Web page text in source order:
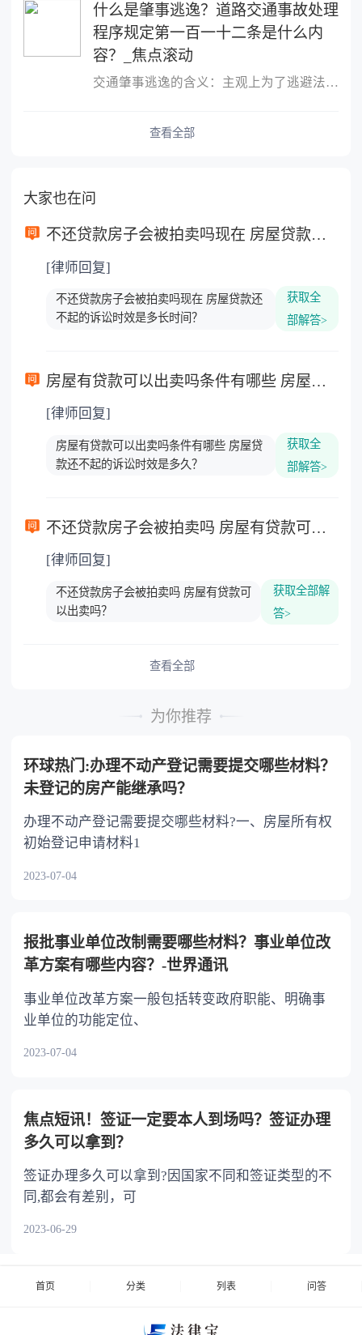
什么是肇事逃逸？道路交通事故处理
程序规定第一百一十二条是什么内
容？_焦点滚动
交通肇事逃逸的含义：主观上为了逃避法律责任或救助义务，驾驶肇事
查看全部
大家也在问
不还贷款房子会被拍卖吗现在 房屋贷款还不起的诉讼时效是多长时间？
[律师回复]
不还贷款房子会被拍卖吗现在 房屋贷款还
不起的诉讼时效是多长时间？
获取全
部解答>
房屋有贷款可以出卖吗条件有哪些 房屋贷款还不起的诉讼时效是多久？
[律师回复]
房屋有贷款可以出卖吗条件有哪些 房屋贷
款还不起的诉讼时效是多久？
获取全
部解答>
不还贷款房子会被拍卖吗 房屋有贷款可以出卖吗？
[律师回复]
不还贷款房子会被拍卖吗 房屋有贷款可
以出卖吗？
获取全部解
答>
查看全部
为你推荐
环球热门:办理不动产登记需要提交哪些材料？
未登记的房产能继承吗？
办理不动产登记需要提交哪些材料?一、房屋所有权
初始登记申请材料1
2023-07-04
报批事业单位改制需要哪些材料？事业单位改
革方案有哪些内容？-世界通讯
事业单位改革方案一般包括转变政府职能、明确事
业单位的功能定位、
2023-07-04
焦点短讯！签证一定要本人到场吗？签证办理
多久可以拿到？
签证办理多久可以拿到?因国家不同和签证类型的不
同,都会有差别，可
2023-06-29
首页 分类 列表 问答